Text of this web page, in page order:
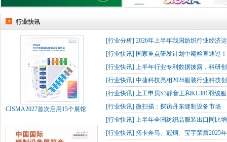
行业快讯
CISMA2027首次启用15个展馆
[行业分析] 2026年上半年我国纺织行业经济
[行业快讯] 国家重点研发计划中期检查通过
[行业快讯] 上半年行业专利数据披露，科研
[行业快讯] 中捷科技亮相2026服装行业科技
[行业快讯] 上工申贝S3静音王和KL381羽绒
[行业快讯] 微扫描：探访丹东缝制设备市场
[行业快讯] 上半年全国纺织品服装出口同比
[行业快讯] 拓卡奔马、冠炯、宝宇荣膺2025